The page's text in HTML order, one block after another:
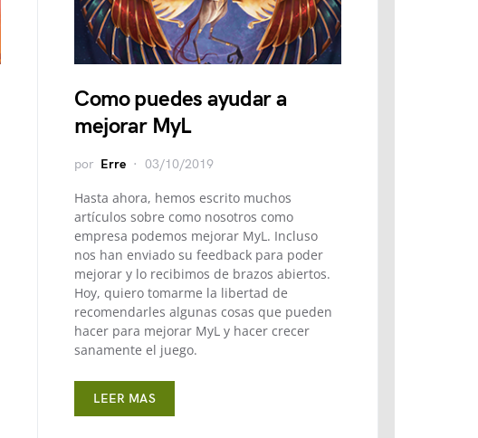
Como puedes ayudar a
mejorar MyL
por Erre 03/10/2019
Hasta ahora, hemos escrito muchos
artículos sobre como nosotros como
empresa podemos mejorar MyL. Incluso
nos han enviado su feedback para poder
mejorar y lo recibimos de brazos abiertos.
Hoy, quiero tomarme la libertad de
recomendarles algunas cosas que pueden
hacer para mejorar MyL y hacer crecer
sanamente el juego.
LEER MAS